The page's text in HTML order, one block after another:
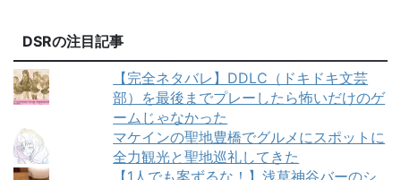
DSRの注目記事
【完全ネタバレ】DDLC（ドキドキ文芸
部）を最後までプレーしたら怖いだけのゲ
ームじゃなかった
マケインの聖地豊橋でグルメにスポットに
全力観光と聖地巡礼してきた
【1人でも案ずるな！】浅草神谷バーのシ